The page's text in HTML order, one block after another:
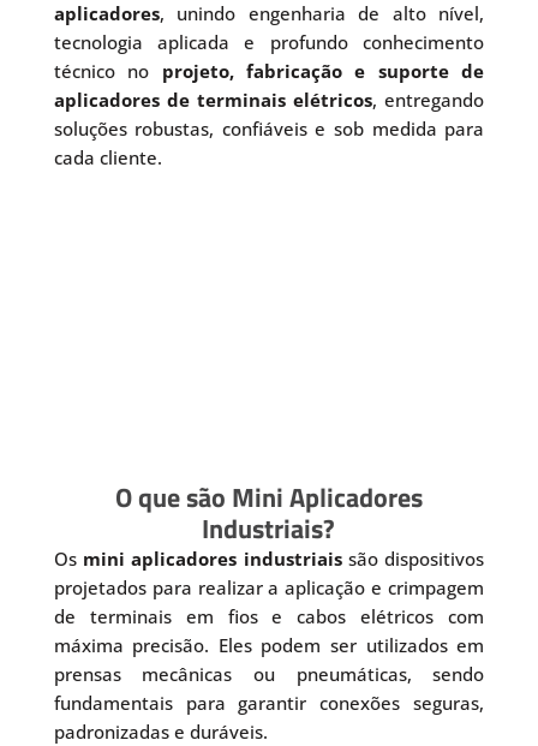
aplicadores, unindo engenharia de alto nível,
tecnologia aplicada e profundo conhecimento
técnico no projeto, fabricação e suporte de
aplicadores de terminais elétricos, entregando
soluções robustas, confiáveis e sob medida para
cada cliente.
O que são Mini Aplicadores
Industriais?
Os mini aplicadores industriaissão dispositivos
projetados para realizar a aplicação e crimpagem
de terminais em fios e cabos elétricos com
máxima precisão. Eles podem ser utilizados em
prensas mecânicas ou pneumáticas, sendo
fundamentais para garantir conexões seguras,
padronizadas e duráveis.